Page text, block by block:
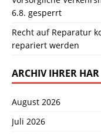
6.8. gesperrt
Recht auf Reparatur
repariert werden
ARCHIV IHRER HAR
August 2026
Juli 2026